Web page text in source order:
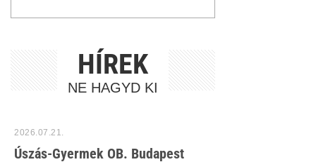
HÍREK
NE HAGYD KI
2026.07.21.
Úszás-Gyermek OB. Budapest